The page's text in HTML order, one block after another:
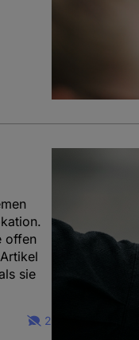
offen
sie
2